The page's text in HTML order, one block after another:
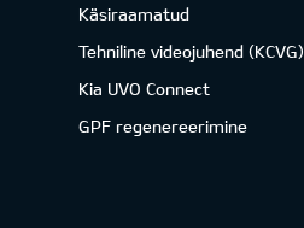
Käsiraamatud
Tehniline videojuhend (KCVG)
Kia UVO Connect
GPF regenereerimine